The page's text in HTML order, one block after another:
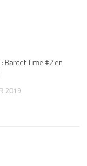
Bardet Time #2 en
2019